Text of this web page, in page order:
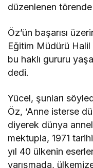
düzenlenen
Öz’ün başarısı
Eğitim Müdürü
bu haklı gururu
dedi.
Yücel, şunları
Öz, ‘Anne isterse
diyerek dünya
mektupla, 1971
yıl 40 ülkenin
yarışmada,